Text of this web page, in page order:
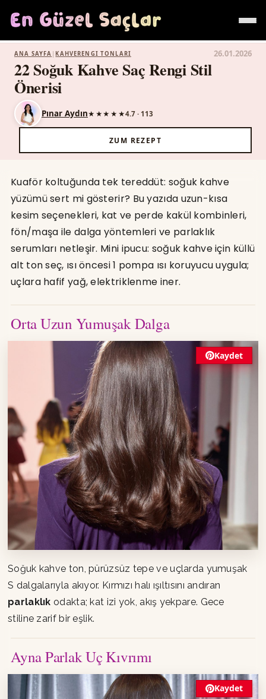
SAÇ MODELLERI
SAÇ KESIMLERI
SAÇ RENKLERI
KISA
ORTA
UZUN
BOB
BALYAJ
PIXIE
ANA SAYFA | KAHVERENGI TONLARI 26.01.2026
22 Soğuk Kahve Saç Rengi Stil
Önerisi
Pınar Aydın★★★★★4.7 · 113
ZUM REZEPT
Kuaför koltuğunda tek tereddüt: soğuk kahve
yüzümü sert mi gösterir? Bu yazıda uzun-kısa
kesim seçenekleri, kat ve perde kakül kombinleri,
fön/maşa ile dalga yöntemleri ve parlaklık
serumları netleşir. Mini ipucu: soğuk kahve için küllü
alt ton seç, ısı öncesi 1 pompa ısı koruyucu uygula;
uçlara hafif yağ, elektriklenme iner.
Orta Uzun Yumuşak Dalga
Kaydet
Soğuk kahve ton, pürüzsüz tepe ve uçlarda yumuşak
S dalgalarıyla akıyor. Kırmızı halı ışıltısını andıran
parlaklık odakta; kat izi yok, akış yekpare. Gece
stiline zarif bir eşlik.
Ayna Parlak Uç Kıvrımı
Kaydet